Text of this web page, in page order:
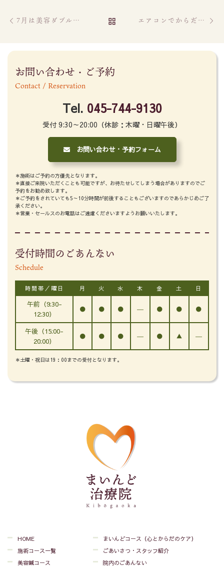
7月は美容ダブルコース BACK TO POST LIST
エアコンでからだが冷えたら
お問い合わせ・ご予約
Contact / Reservation
Tel. 045-744-9130
受付 9:30～20:00（休診：木曜・日曜午後）
お問い合わせ・予約フォーム
＊施術はご予約の方優先となります。
＊直接ご来院いただくことも可能ですが、お待たせしてしまう場合がありますのでご
予約をお勧め致します。
＊ご予約をされていても5～10分時間が前後することもございますのであらかじめご了
承ください。
＊営業・セールスのお電話はご遠慮くださいますようお願いいたします。
受付時間のごあんない
Schedule
時間帯／曜日 月 火 水 木 金 土 日
午前（9:30-
12:30）
● ● ● ― ● ● ●
午後（15:00-
20:00）
● ● ● ― ● ▲ ―
＊土曜・祝日は19：00までの受付となります。
HOME
施術コース一覧
美容鍼コース
まいんどコース（心とからだのケア）
ごあいさつ・スタッフ紹介
院内のごあんない